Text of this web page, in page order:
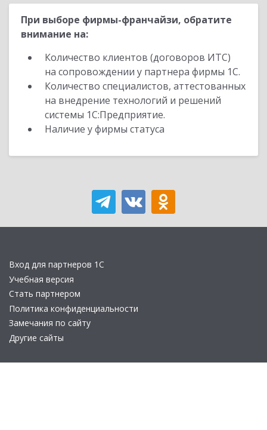
При выборе фирмы-франчайзи, обратите
внимание на:
Количество клиентов (договоров ИТС)
на сопровождении у партнера фирмы 1С.
Количество специалистов, аттестованных
на внедрение технологий и решений
системы 1С:Предприятие.
Наличие у фирмы статуса
Вход для партнеров 1С
Учебная версия
Стать партнером
Политика конфиденциальности
Замечания по сайту
Другие сайты